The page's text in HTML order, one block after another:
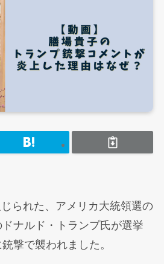
られた、アメリカ大統領選の
ナルド・トランプ氏が選挙
撃で襲われました。